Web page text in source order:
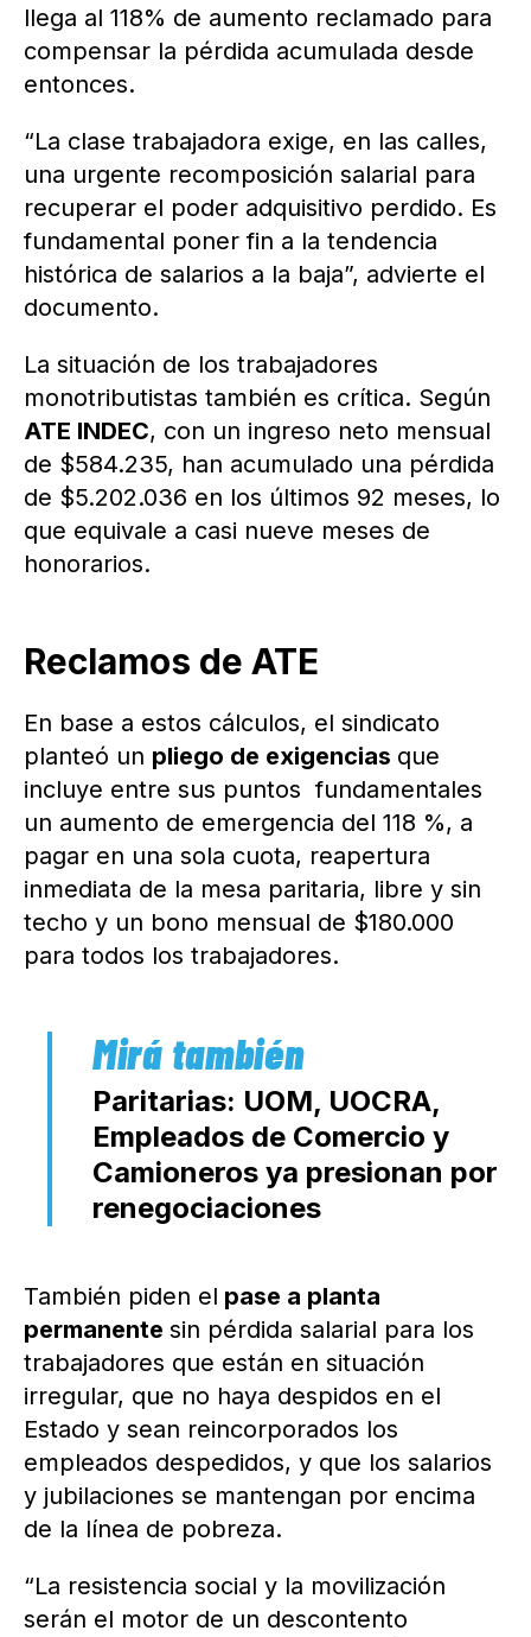
llega al 118% de aumento reclamado para
compensar la pérdida acumulada desde
entonces.
“La clase trabajadora exige, en las calles,
una urgente recomposición salarial para
recuperar el poder adquisitivo perdido. Es
fundamental poner fin a la tendencia
histórica de salarios a la baja”, advierte el
documento.
La situación de los trabajadores
monotributistas también es crítica. Según
ATE INDEC, con un ingreso neto mensual
de $584.235, han acumulado una pérdida
de $5.202.036 en los últimos 92 meses, lo
que equivale a casi nueve meses de
honorarios.
Reclamos de ATE
En base a estos cálculos, el sindicato
planteó un pliego de exigencias que
incluye entre sus puntos fundamentales
un aumento de emergencia del 118 %, a
pagar en una sola cuota, reapertura
inmediata de la mesa paritaria, libre y sin
techo y un bono mensual de $180.000
para todos los trabajadores.
Paritarias: UOM, UOCRA,
Empleados de Comercio y
Camioneros ya presionan por
renegociaciones
También piden el pase a planta
permanente sin pérdida salarial para los
trabajadores que están en situación
irregular, que no haya despidos en el
Estado y sean reincorporados los
empleados despedidos, y que los salarios
y jubilaciones se mantengan por encima
de la línea de pobreza.
“La resistencia social y la movilización
serán el motor de un descontento